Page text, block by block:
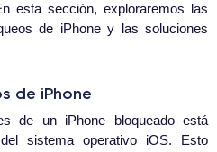
esta sección, exploraremos las
de iPhone y las soluciones
de iPhone
de un iPhone bloqueado está
sistema operativo iOS. Esto